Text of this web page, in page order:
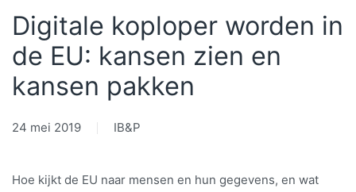
Digitale koploper worden in
de EU: kansen zien en
kansen pakken
24 mei 2019 IB&P
Hoe kijkt de EU naar mensen en hun gegevens, en wat